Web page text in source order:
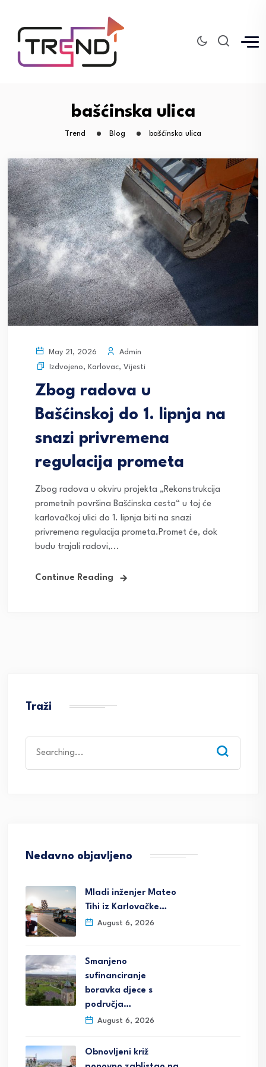
bašćinska ulica
Trend Blog bašćinska ulica
May 21, 2026
Admin
Izdvojeno, Karlovac, Vijesti
Zbog radova u
Bašćinskoj do 1. lipnja na
snazi privremena
regulacija prometa
Zbog radova u okviru projekta „Rekonstrukcija
prometnih površina Bašćinska cesta“ u toj će
karlovačkoj ulici do 1. lipnja biti na snazi
privremena regulacija prometa.Promet će, dok
budu trajali radovi,...
Continue Reading
Traži
for:
Nedavno objavljeno
Mladi inženjer Mateo
Tihi iz Karlovačke…
August 6, 2026
Smanjeno
sufinanciranje
boravka djece s
područja…
August 6, 2026
Obnovljeni križ